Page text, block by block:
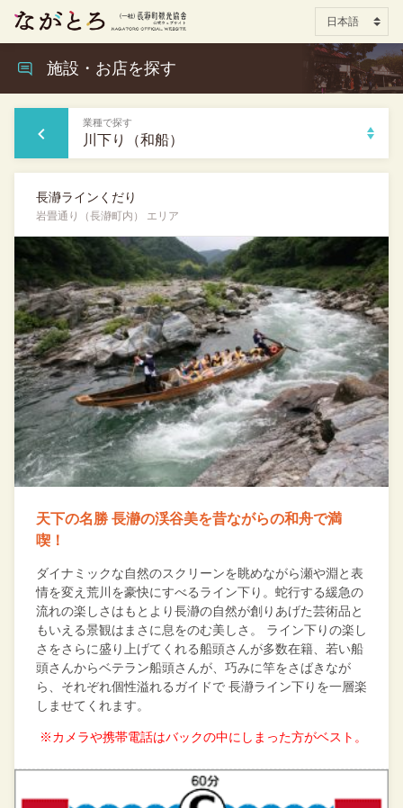
施設・お店を探す
業種で探す
川下り（和船）
長瀞ラインくだり
岩畳通り（長瀞町内） エリア
天下の名勝 長瀞の渓谷美を昔ながらの和舟で満
喫！
ダイナミックな自然のスクリーンを眺めながら瀬や淵と表
情を変え荒川を豪快にすべるライン下り。蛇行する緩急の
流れの楽しさはもとより長瀞の自然が創りあげた芸術品と
もいえる景観はまさに息をのむ美しさ。 ライン下りの楽し
さをさらに盛り上げてくれる船頭さんが多数在籍、若い船
頭さんからベテラン船頭さんが、巧みに竿をさばきなが
ら、それぞれ個性溢れるガイドで 長瀞ライン下りを一層楽
しませてくれます。
※カメラや携帯電話はバックの中にしまった方がベスト。